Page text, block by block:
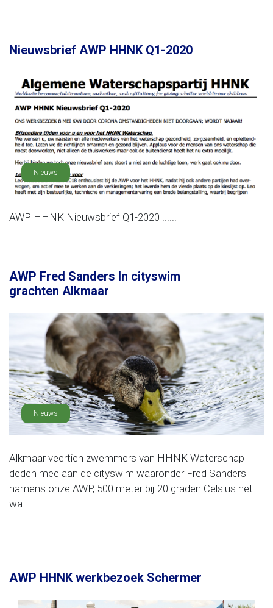
Nieuwsbrief AWP HHNK Q1-2020
Nieuws
AWP HHNK Nieuwsbrief Q1-2020 ......
AWP Fred Sanders In cityswim
grachten Alkmaar
Nieuws
Alkmaar veertien zwemmers van HHNK Waterschap
deden mee aan de cityswim waaronder Fred Sanders
namens onze AWP, 500 meter bij 20 graden Celsius het
wa......
AWP HHNK werkbezoek Schermer